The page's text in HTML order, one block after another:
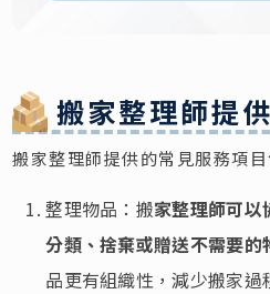
搬家整理師提
搬家整理師提供的常見服務項目
整理物品：搬家整理師可以
分類、捨棄或贈送不需要的
品更有組織性，減少搬家過